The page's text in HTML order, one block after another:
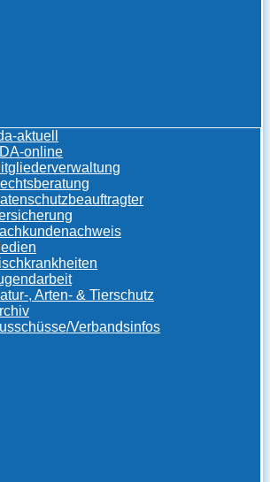
aktuell
online
, Arten- & Tierschutz
Verbandsinfos